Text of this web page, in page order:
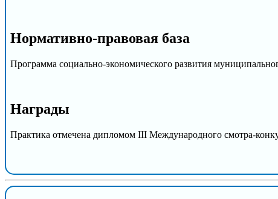
Нормативно-правовая база
Программа социально-экономического развития
Награды
Практика отмечена дипломом III Международного смотра-